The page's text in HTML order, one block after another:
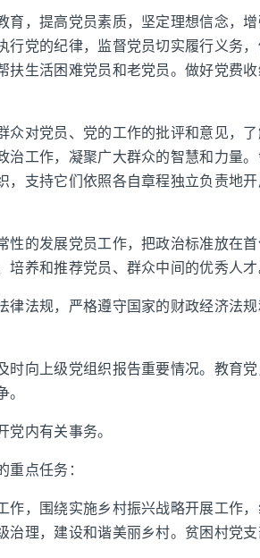
育，提高党员素质，坚定理想信念，
行党的纪律，监督党员切实履行义务
生活困难党员和老党员。做好党费收
众对党员、党的工作的批评和意见，
治工作，凝聚广大群众的智慧和力量。
，支持它们依照各自章程独立负责地开
性的发展党员工作，把政治标准放在首
养和推荐党员、群众中间的优秀人才
律法规，严格遵守国家的财政经济法规
时向上级党组织报告重要情况。教育党
。
党内有关事务。
点任务：
作，围绕实施乡村振兴战略开展工作
治理，建设和谐美丽乡村。贫困村党支